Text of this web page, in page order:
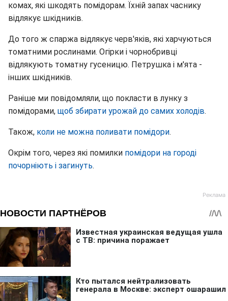
комах, які шкодять помідорам. Їхній запах часнику
відлякує шкідників.
До того ж спаржа відлякує черв'яків, які харчуються
томатними рослинами. Огірки і чорнобривці
відлякують томатну гусеницю. Петрушка і м'ята -
інших шкідників.
Раніше ми повідомляли, що покласти в лунку з
помідорами, щоб збирати урожай до самих холодів.
Також, коли не можна поливати помідори.
Окрім того, через які помилки помідори на городі
почорніють і загинуть.